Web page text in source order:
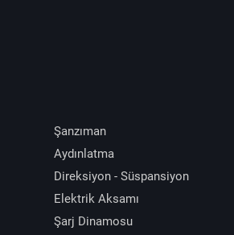
Şanzıman
Aydınlatma
Direksiyon - Süspansiyon
Elektrik Aksamı
Şarj Dinamosu